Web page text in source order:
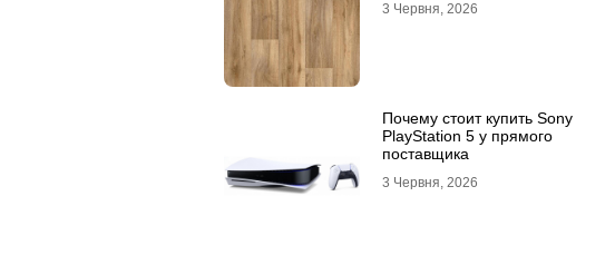
3 Червня, 2026
Почему стоит купить Sony
PlayStation 5 у прямого
поставщика
3 Червня, 2026